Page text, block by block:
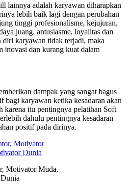
lainnya adalah karyawan diharapkan
lebih baik lagi dengan perubahan
tinggi profesionalisme, kejujuran,
juang, antusiasme, loyalitas dan
diri karyawan tidak terjadi, maka
inovasi dan kurang kuat dalam
dampak yang sangat bagus
bagi karyawan ketika kesadaran akan
karena itu pentingnya pelatihan Soft
dahulu pentingnya kesadaran
positif pada dirinya.
Motivator Muda,